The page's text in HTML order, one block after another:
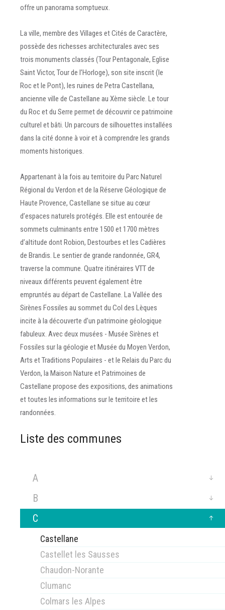
offre un panorama somptueux.
La ville, membre des Villages et Cités de Caractère,
possède des richesses architecturales avec ses
trois monuments classés (Tour Pentagonale, Eglise
Saint Victor, Tour de l’Horloge), son site inscrit (le
Roc et le Pont), les ruines de Petra Castellana,
ancienne ville de Castellane au Xème siècle. Le tour
du Roc et du Serre permet de découvrir ce patrimoine
culturel et bâti. Un parcours de silhouettes installées
dans la cité donne à voir et à comprendre les grands
moments historiques.
Appartenant à la fois au territoire du Parc Naturel
Régional du Verdon et de la Réserve Géologique de
Haute Provence, Castellane se situe au cœur
d’espaces naturels protégés. Elle est entourée de
sommets culminants entre 1500 et 1700 mètres
d’altitude dont Robion, Destourbes et les Cadières
de Brandis. Le sentier de grande randonnée, GR4,
traverse la commune. Quatre itinéraires VTT de
niveaux différents peuvent également être
empruntés au départ de Castellane. La Vallée des
Sirènes Fossiles au sommet du Col des Lèques
incite à la découverte d’un patrimoine géologique
fabuleux. Avec deux musées - Musée Sirènes et
Fossiles sur la géologie et Musée du Moyen Verdon,
Arts et Traditions Populaires - et le Relais du Parc du
Verdon, la Maison Nature et Patrimoines de
Castellane propose des expositions, des animations
et toutes les informations sur le territoire et les
randonnées.
Liste des communes
A
B
C
Castellane
Castellet les Sausses
Chaudon-Norante
Clumanc
Colmars les Alpes